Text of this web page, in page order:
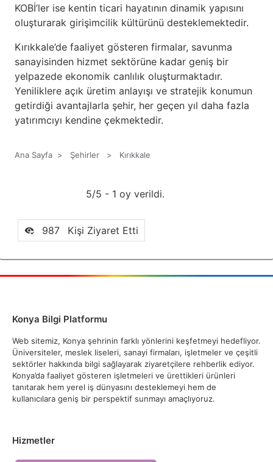
KOBİ’ler ise kentin ticari hayatının dinamik yapısını
oluşturarak girişimcilik kültürünü desteklemektedir.
Kırıkkale’de faaliyet gösteren firmalar, savunma
sanayisinden hizmet sektörüne kadar geniş bir
yelpazede ekonomik canlılık oluşturmaktadır.
Yeniliklere açık üretim anlayışı ve stratejik konumun
getirdiği avantajlarla şehir, her geçen yıl daha fazla
yatırımcıyı kendine çekmektedir.
Ana Sayfa > Şehirler > Kırıkkale
5/5 - 1 oy verildi.
987 Kişi Ziyaret Etti
Konya Bilgi Platformu
Web sitemiz, Konya şehrinin farklı yönlerini keşfetmeyi hedefliyor.
Üniversiteler, meslek liseleri, sanayi firmaları, işletmeler ve çeşitli
sektörler hakkında bilgi sağlayarak ziyaretçilere rehberlik ediyor.
Konya’da faaliyet gösteren işletmeleri ve ürettikleri ürünleri
tanıtarak hem yerel iş dünyasını desteklemeyi hem de
kullanıcılara geniş bir perspektif sunmayı amaçlıyoruz.
Hizmetler